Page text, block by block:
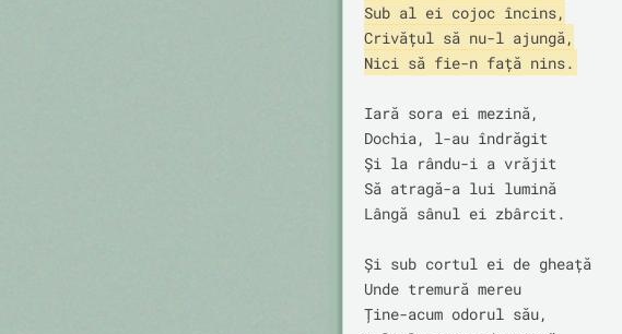
Sub al ei cojoc încins,
Crivățul să nu-l ajungă,
Nici să fie-n față nins.
Iară sora ei mezină,
Dochia, l-au îndrăgit
Și la rându-i a vrăjit
Să atragă-a lui lumină
Lângă sânul ei zbârcit.
Și sub cortul ei de gheață
Unde tremură mereu
Ține-acum odorul său,